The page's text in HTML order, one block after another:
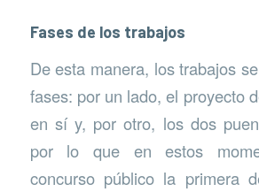
Fases de los trabajos
De esta manera, los trabajos
fases: por un lado, el proyecto
en sí y, por otro, los dos
por lo que en estos
concurso público la primera